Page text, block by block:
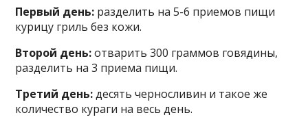
Первый день: разделить на 5-6 приемов пищи
курицу гриль без кожи.
Второй день:отварить 300 граммов говядины,
разделить на 3 приема пищи.
Третий день:десять черносливин и такое же
количество кураги на весь день.